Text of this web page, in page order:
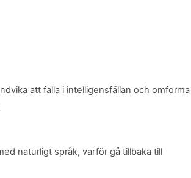
att falla i intelligensfällan och omforma
naturligt språk, varför gå tillbaka till